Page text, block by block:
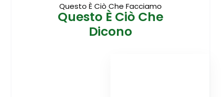
Questo È Ciò Che Facciamo
Questo È Ciò Che
Dicono